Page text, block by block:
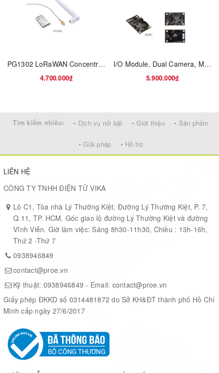
User slide switch and push button I/O
PG1302 LoRaWAN Concentrator
4.700.000₫
I/O Module, Dual Camera, Monochrome IAS Modules, AES-ZUB-1CG-DK-G ZUBoard 1CG Development Boards
5.900.000₫
Tìm kiếm nhiều: • Dịch vụ nổi bật • Giới thiệu • Sản phẩm
• Giải pháp • Hỗ trợ
LIÊN HỆ
CÔNG TY TNHH ĐIỆN TỬ VIKA
Lô C1, Tòa nhà Lý Thường Kiệt, Đường Lý Thường Kiệt, P. 7,
Q.11, TP. HCM. Góc giao lộ đường Lý Thường Kiệt và đường
Vĩnh Viễn. Giờ làm việc: Sáng 8h30-11h30, Chiều : 13h-16h,
Thứ 2 -Thứ 7
0938946849
contact@proe.vn
Kỹ thuật: 0938946849 - Email: contact@proe.vn
Giấy phép ĐKKD số 0314481872 do Sở KH&ĐT thành phố Hồ Chí
Minh cấp ngày 27/6/2017